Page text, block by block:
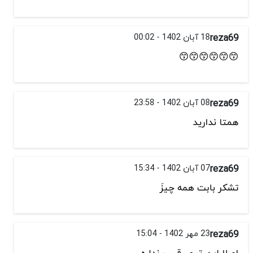
reza6918 آبان 1402 - 00:02
😙😙😙😙😙😙
reza6908 آبان 1402 - 23:58
همتا ندارید
reza6907 آبان 1402 - 15:34
تشکر بابت همه چیزَ
reza6923 مهر 1402 - 15:04